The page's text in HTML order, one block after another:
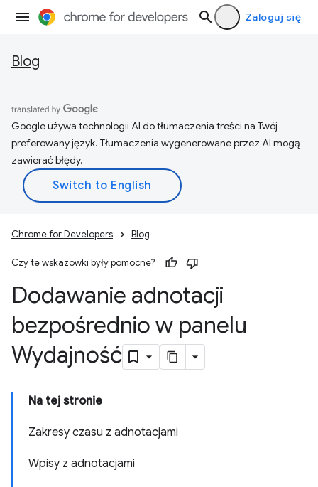
Zaloguj się
Blog
Google używa technologii AI do tłumaczenia treści na Twój
preferowany język. Tłumaczenia wygenerowane przez AI mogą
zawierać błędy.
Chrome for Developers Blog
Czy te wskazówki były pomocne?
Dodawanie adnotacji
bezpośrednio w panelu
Wydajność
Na tej stronie
Zakresy czasu z adnotacjami
Wpisy z adnotacjami